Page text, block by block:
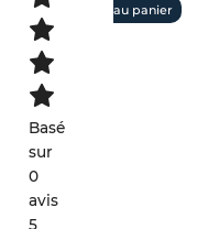
Basé
sur
0
avis
5
au panier